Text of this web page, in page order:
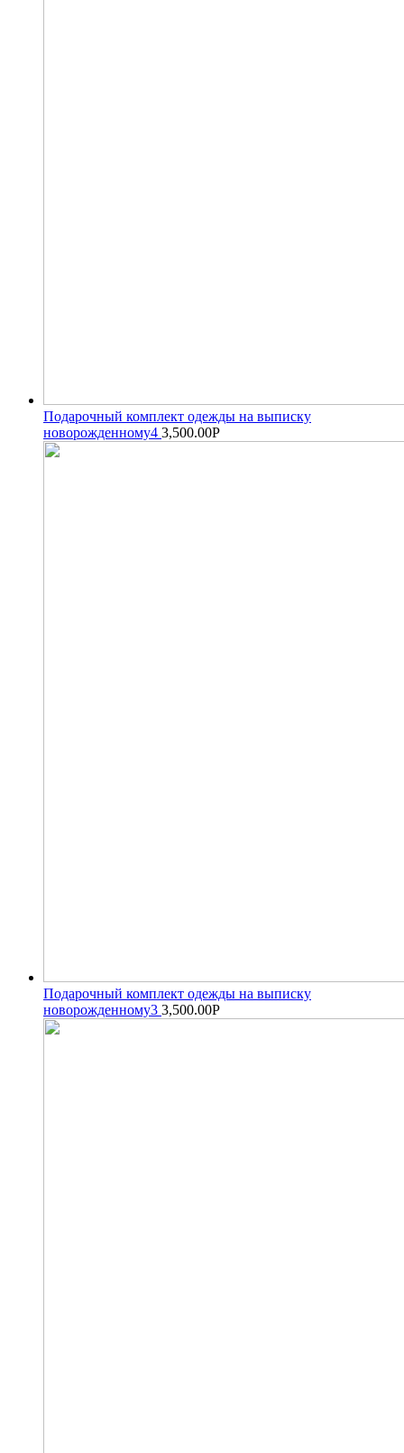
Подарочный комплект одежды на выписку
новорожденному4 3,500.00Р
Подарочный комплект одежды на выписку
новорожденному3 3,500.00Р